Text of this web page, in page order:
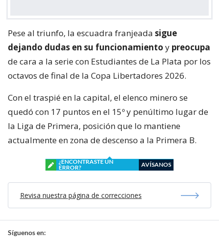
Pese al triunfo, la escuadra franjeada sigue
dejando dudas en su funcionamiento y preocupa
de cara a la serie con Estudiantes de La Plata por los
octavos de final de la Copa Libertadores 2026.
Con el traspié en la capital, el elenco minero se
quedó con 17 puntos en el 15º y penúltimo lugar de
la Liga de Primera, posición que lo mantiene
actualmente en zona de descenso a la Primera B.
¿ENCONTRASTE UN
ERROR?
AVÍSANOS
Revisa nuestra página de correcciones
Síguenos en: